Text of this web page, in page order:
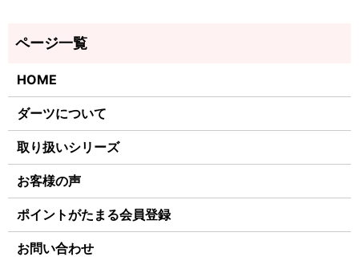
HOME
ダーツについて
取り扱いシリーズ
お客様の声
ポイントがたまる会員登録
お問い合わせ